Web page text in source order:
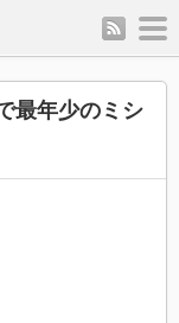
rss
最年少のミシ